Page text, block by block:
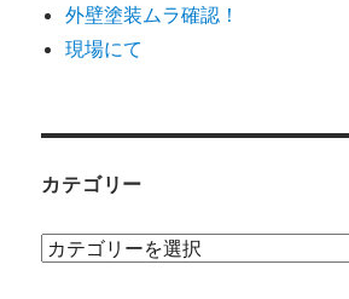
外壁塗装ムラ確認！
現場にて
カテゴリー
カ